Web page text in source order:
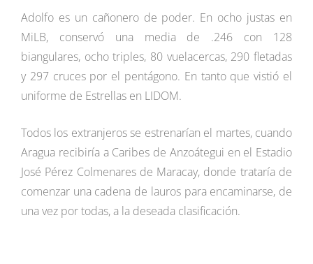
Adolfo es un cañonero de poder. En ocho justas en
MiLB, conservó una media de .246 con 128
biangulares, ocho triples, 80 vuelacercas, 290 fletadas
y 297 cruces por el pentágono. En tanto que vistió el
uniforme de Estrellas en LIDOM.
Todos los extranjeros se estrenarían el martes, cuando
Aragua recibiría a Caribes de Anzoátegui en el Estadio
José Pérez Colmenares de Maracay, donde trataría de
comenzar una cadena de lauros para encaminarse, de
una vez por todas, a la deseada clasificación.